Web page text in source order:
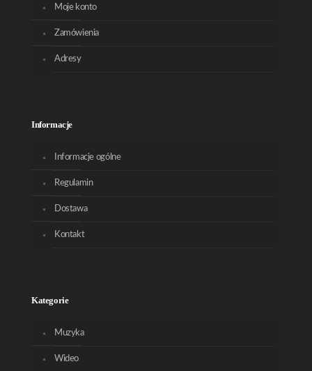
Moje konto
Zamówienia
Adresy
Informacje
Informacje ogólne
Regulamin
Dostawa
Kontakt
Kategorie
Muzyka
Wideo